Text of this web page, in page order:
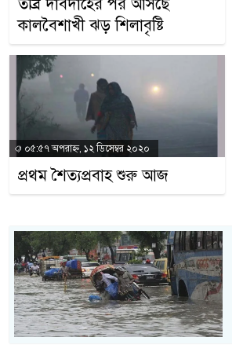
তীব্র দাবদাহের পর আসছে
কালবৈশাখী ঝড় শিলাবৃষ্টি
০৫:৫৭ অপরাহ্ন, ১২ ডিসেম্বর ২০২০
প্রথম শৈত্যপ্রবাহ শুরু আজ